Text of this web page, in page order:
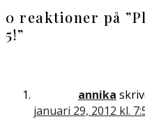
0 reaktioner på ”
5!”
annika
januari 29, 2012 kl.